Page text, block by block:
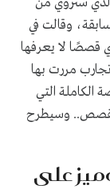
وقالت في
قصصًا لا يعرفها
مررت بها
الكاملة التي
وسيطرح
على